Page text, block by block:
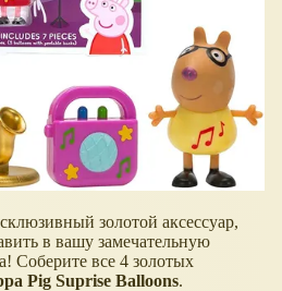
золотой аксессуар,
в вашу замечательную
Соберите все 4 золотых
Pig Suprise Balloons.